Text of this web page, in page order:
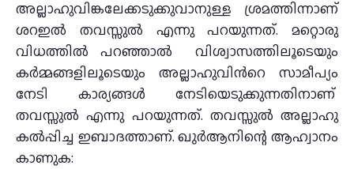
അല്ലാഹുവിങ്കലേക്കടുക്കുവാനുള്ള ശ്രമത്തിന്നാണ്‌
ശറഇൽ തവസ്സുൽ എന്നു പറയുന്നത്‌. മറ്റൊരു
വിധത്തിൽ പറഞ്ഞാൽ വിശ്വാസത്തിലൂടെയും
കർമ്മങ്ങളിലൂടെയും അല്ലാഹുവിൻറെ സാമീപ്യം
നേടി കാര്യങ്ങൾ നേടിയെടുക്കുന്നതിനാണ്
തവസ്സുൽ എന്നു പറയുന്നത്‌. തവസ്സുൽ അല്ലാഹു
കൽപ്പിച്ച ഇബാദത്താണ്‌. ഖുർആനിന്റെ ആഹ്വാനം
കാണുക: